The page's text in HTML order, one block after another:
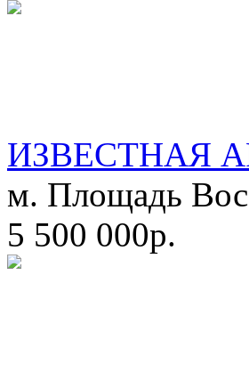
ИЗВЕСТНАЯ
м. Площадь
5 500 000р.